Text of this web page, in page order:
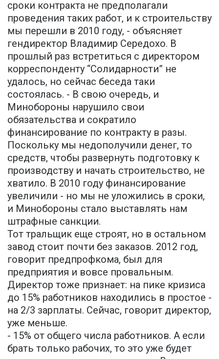
сроки контракта не предполагали
проведения таких работ, и к строительству
мы перешли в 2010 году, - объясняет
гендиректор Владимир Середохо. В
прошлый раз встретиться с директором
корреспонденту “Солидарности” не
удалось, но сейчас беседа таки
состоялась. - В свою очередь, и
Минобороны нарушило свои
обязательства и сократило
финансирование по контракту в разы.
Поскольку мы недополучили денег, то
средств, чтобы развернуть подготовку к
производству и начать строительство, не
хватило. В 2010 году финансирование
увеличили - но мы не уложились в сроки,
и Минобороны стало выставлять нам
штрафные санкции.
Тот тральщик еще строят, но в остальном
завод стоит почти без заказов. 2012 год,
говорит предпрофкома, был для
предприятия и вовсе провальным.
Директор тоже признает: на пике кризиса
до 15% работников находились в простое -
на 2/3 зарплаты. Сейчас, говорит директор,
уже меньше.
- 15% от общего числа работников. А если
брать только рабочих, то это уже будет